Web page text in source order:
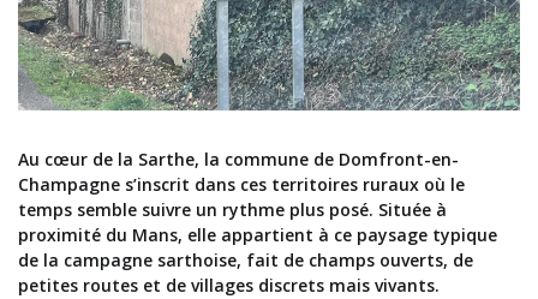
Au cœur de la Sarthe, la commune de Domfront-en-
Champagne s’inscrit dans ces territoires ruraux où le
temps semble suivre un rythme plus posé. Située à
proximité du Mans, elle appartient à ce paysage typique
de la campagne sarthoise, fait de champs ouverts, de
petites routes et de villages discrets mais vivants.